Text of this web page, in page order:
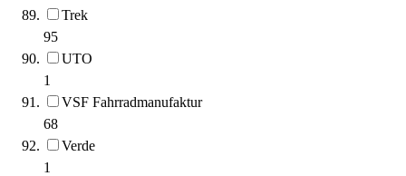
Trek
95
UTO
1
VSF Fahrradmanufaktur
68
Verde
1